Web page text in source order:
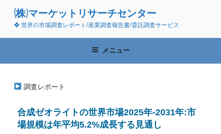
ン
(株)マーケットリサーチセンター
❖ 世界の市場調査レポート/産業調査報告書/委託調査サービス
メニュー
調査レポート
合成ゼオライトの世界市場2025年-2031年:市
場規模は年平均5.2%成長する見通し